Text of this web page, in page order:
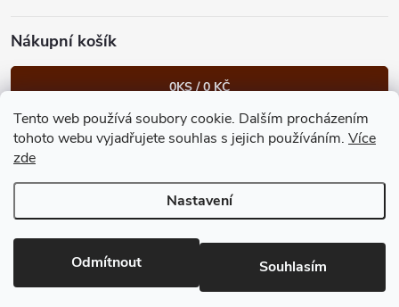
Tento web používá soubory cookie. Dalším procházením
tohoto webu vyjadřujete souhlas s jejich používáním. Více
zde
Nastavení
Odmítnout Souhlasím
Nákupní košík
0KS /0 KČ
Heureka.cz Facebook Instagram Bonvolo - přidej se taky
Vytvořil Shoptet Premium
GastroKlub.cz. Všechna práva vyhrazena.
nastavení cookies